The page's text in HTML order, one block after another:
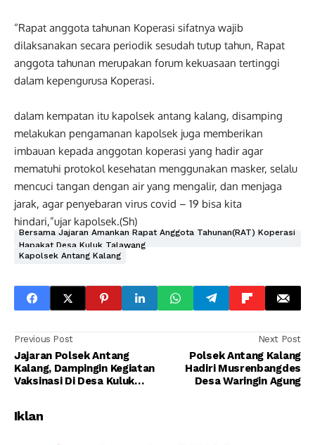
“Rapat anggota tahunan Koperasi sifatnya wajib
dilaksanakan secara periodik sesudah tutup tahun, Rapat
anggota tahunan merupakan forum kekuasaan tertinggi
dalam kepengurusa Koperasi.
dalam kempatan itu kapolsek antang kalang, disamping
melakukan pengamanan kapolsek juga memberikan
imbauan kepada anggotan koperasi yang hadir agar
mematuhi protokol kesehatan menggunakan masker, selalu
mencuci tangan dengan air yang mengalir, dan menjaga
jarak, agar penyebaran virus covid – 19 bisa kita
hindari,”ujar kapolsek.(Sh)
Bersama Jajaran Amankan Rapat Anggota Tahunan(RAT) Koperasi
Hapakat Desa Kuluk Talawang
Kapolsek Antang Kalang
Previous Post
Jajaran Polsek Antang
Kalang, Dampingin Kegiatan
Vaksinasi Di Desa Kuluk
Next Post
Polsek Antang Kalang
Hadiri Musrenbangdes
Desa Waringin Agung
Iklan